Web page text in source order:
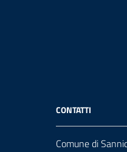
CONTATTI
Comune di